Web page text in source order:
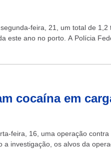
feira, 21, um total de
este ano no porto. A Polícia
cocaína em
feira, 16, uma operação
investigação, os alvos da